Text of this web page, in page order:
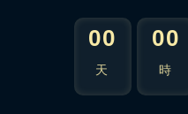
00
天
00
時